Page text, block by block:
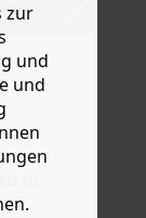
to
2
zur
und
und